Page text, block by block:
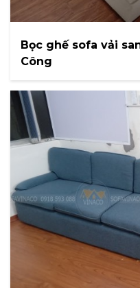
Bọc ghế sofa vải
Công